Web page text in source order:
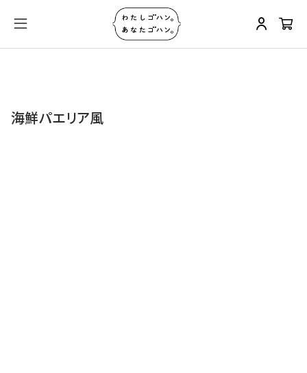
海鮮パエリア風